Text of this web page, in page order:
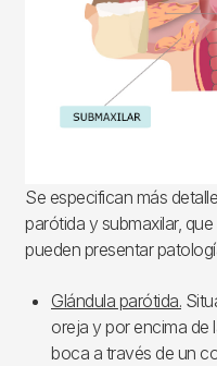
Se especifican más
parótida y submaxilar,
pueden presentar
Glándula parótida.
oreja y por encima de
boca a través de un